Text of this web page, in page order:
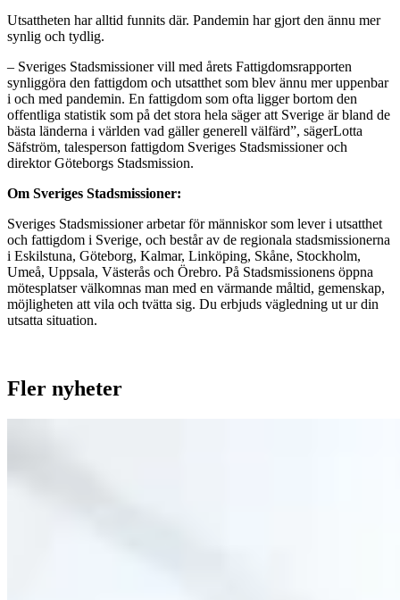
Utsattheten har alltid funnits där. Pandemin har gjort den ännu mer
synlig och tydlig.
– Sveriges Stadsmissioner vill med årets Fattigdomsrapporten
synliggöra den fattigdom och utsatthet som blev ännu mer uppenbar
i och med pandemin. En fattigdom som ofta ligger bortom den
offentliga statistik som på det stora hela säger att Sverige är bland de
bästa länderna i världen vad gäller generell välfärd”, sägerLotta
Säfström, talesperson fattigdom Sveriges Stadsmissioner och
direktor Göteborgs Stadsmission.
Om Sveriges Stadsmissioner:
Sveriges Stadsmissioner arbetar för människor som lever i utsatthet
och fattigdom i Sverige, och består av de regionala stadsmissionerna
i Eskilstuna, Göteborg, Kalmar, Linköping, Skåne, Stockholm,
Umeå, Uppsala, Västerås och Örebro. På Stadsmissionens öppna
mötesplatser välkomnas man med en värmande måltid, gemenskap,
möjligheten att vila och tvätta sig. Du erbjuds vägledning ut ur din
utsatta situation.
Fler nyheter